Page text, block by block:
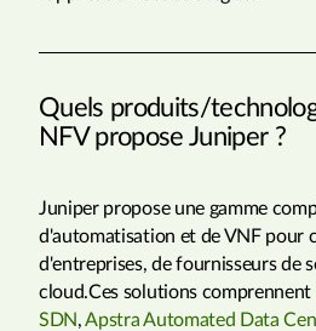
Quels produits/
NFV propose Juniper ?
Juniper propose une gamme
d'automatisation et de VNF pour
d'entreprises, de fournisseurs de
cloud.Ces solutions comprennent
SDN,Apstra Automated Data